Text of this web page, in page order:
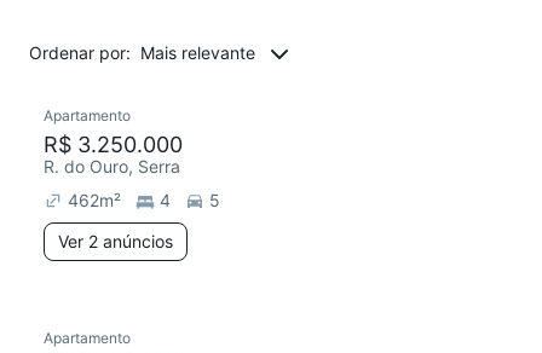
Ordenar por: Mais relevante
Apartamento
R$ 3.250.000
R. do Ouro, Serra
462m² 4
5
Ver 2 anúncios
Redecorar
Apartamento